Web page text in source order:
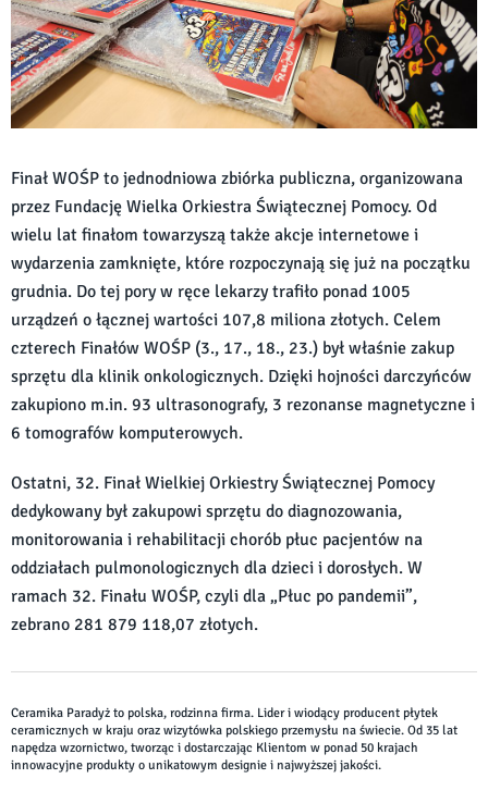
Finał WOŚP to jednodniowa zbiórka publiczna, organizowana
przez Fundację Wielka Orkiestra Świątecznej Pomocy. Od
wielu lat finałom towarzyszą także akcje internetowe i
wydarzenia zamknięte, które rozpoczynają się już na początku
grudnia. Do tej pory w ręce lekarzy trafiło ponad 1005
urządzeń o łącznej wartości 107,8 miliona złotych. Celem
czterech Finałów WOŚP (3., 17., 18., 23.) był właśnie zakup
sprzętu dla klinik onkologicznych. Dzięki hojności darczyńców
zakupiono m.in. 93 ultrasonografy, 3 rezonanse magnetyczne i
6 tomografów komputerowych.
Ostatni, 32. Finał Wielkiej Orkiestry Świątecznej Pomocy
dedykowany był zakupowi sprzętu do diagnozowania,
monitorowania i rehabilitacji chorób płuc pacjentów na
oddziałach pulmonologicznych dla dzieci i dorosłych. W
ramach 32. Finału WOŚP, czyli dla „Płuc po pandemii”,
zebrano 281 879 118,07 złotych.
Ceramika Paradyż to polska, rodzinna firma. Lider i wiodący producent płytek
ceramicznych w kraju oraz wizytówka polskiego przemysłu na świecie. Od 35 lat
napędza wzornictwo, tworząc i dostarczając Klientom w ponad 50 krajach
innowacyjne produkty o unikatowym designie i najwyższej jakości.